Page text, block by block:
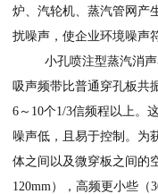
炉、汽轮机、蒸汽管网产
扰噪声，使企业环境噪声
小孔喷注型蒸汽消声器
吸声频带比普通穿孔板共
6～10个1/3信频程以上。
噪声低，且易于控制。为
体之间以及微穿板之间的
120mm），高频更小些（